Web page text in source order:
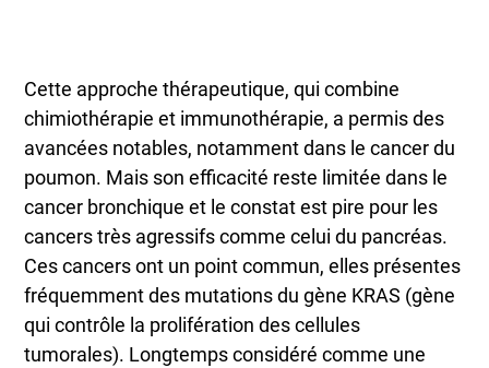
Cette approche thérapeutique, qui combine
chimiothérapie et immunothérapie, a permis des
avancées notables, notamment dans le cancer du
poumon. Mais son efficacité reste limitée dans le
cancer bronchique et le constat est pire pour les
cancers très agressifs comme celui du pancréas.
Ces cancers ont un point commun, elles présentes
fréquemment des mutations du gène KRAS (gène
qui contrôle la prolifération des cellules
tumorales). Longtemps considéré comme une